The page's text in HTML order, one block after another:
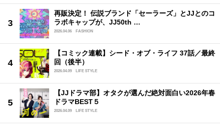
再販決定！ 伝説ブランド「セーラーズ」とJJとのコ
ラボキャップが、JJ50th …
2026.04.06 FASHION
【コミック連載】シード・オブ・ライフ 37話／最終
回（後半）
2026.04.09 LIFE STYLE
【JJドラマ部】オタクが選んだ絶対面白い2026年春
ドラマBEST５
2026.04.09 LIFE STYLE